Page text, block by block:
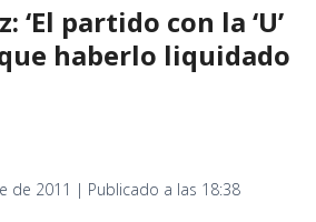
‘El partido con la ‘U’
haberlo liquidado
de 2011 | Publicado a las 18:38